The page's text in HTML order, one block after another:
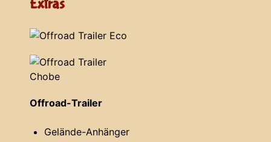
Extras
Offroad-Trailer
Gelände-Anhänger